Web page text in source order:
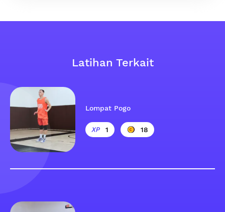
Latihan Terkait
Lompat Pogo
1 18